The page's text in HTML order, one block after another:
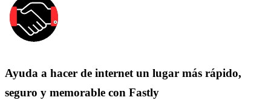
Ayuda a hacer de internet un lugar más rápido,
seguro y memorable con Fastly